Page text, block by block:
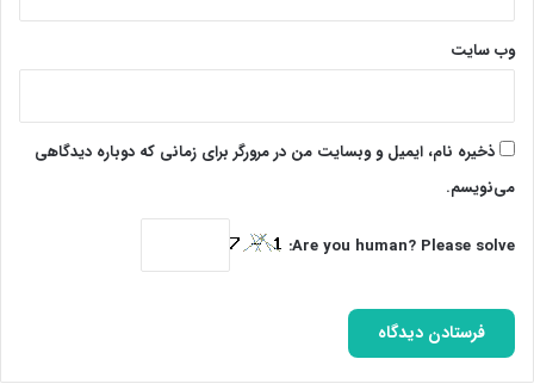
وب‌ سایت
ذخیره نام، ایمیل و وبسایت من در مرورگر برای زمانی که دوباره دیدگاهی
می‌نویسم.
Are you human? Please solve: